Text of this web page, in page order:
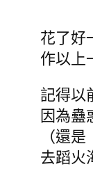
花了好
作以上
記得以
因為蠱
（還
去蹈火